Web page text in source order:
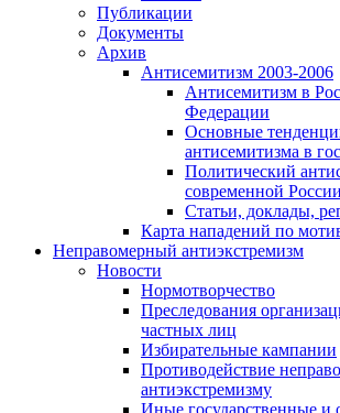
Публикации
Документы
Архив
Антисемитизм 2003-2006
Антисемитизм в
Федерации
Основные
антисемитизма в
Политический
современной России
Статьи, доклады,
Карта нападений по
Неправомерный антиэкстремизм
Новости
Нормотворчество
Преследования
частных лиц
Избирательные кампании
Противодействие
антиэкстремизму
Иные государственные и